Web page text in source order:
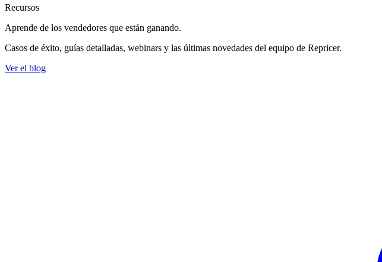
Recursos
Aprende de los vendedores que están ganando.
Casos de éxito, guías detalladas, webinars y las últimas novedades del equipo de Repricer.
Ver el blog